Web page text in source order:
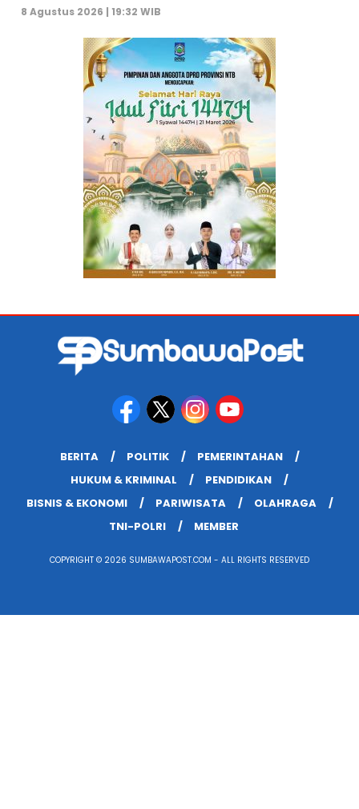
8 Agustus 2026 | 19:32 WIB
BERITA POLITIK
PEMERINTAHAN
HUKUM & KRIMINAL
PENDIDIKAN
BISNIS & EKONOMI
PARIWISATA
OLAHRAGA
TNI-POLRI
MEMBER
COPYRIGHT © 2026 SUMBAWAPOST.COM - ALL RIGHTS RESERVED